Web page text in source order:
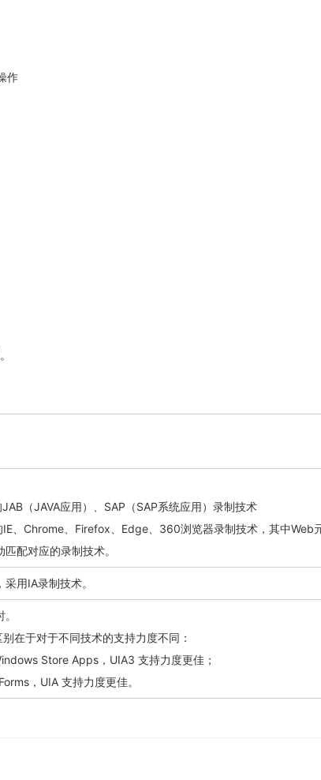
作
（JAVA应用）、SAP（SAP系统应用）录制技术
、Chrome、Firefox、Edge、360浏览器录制技术，其中Web
配对应的录制技术。
用IA录制技术。
在于对于不同技术的支持力度不同：
Store Apps，UIA3 支持力度更佳；
，UIA 支持力度更佳。